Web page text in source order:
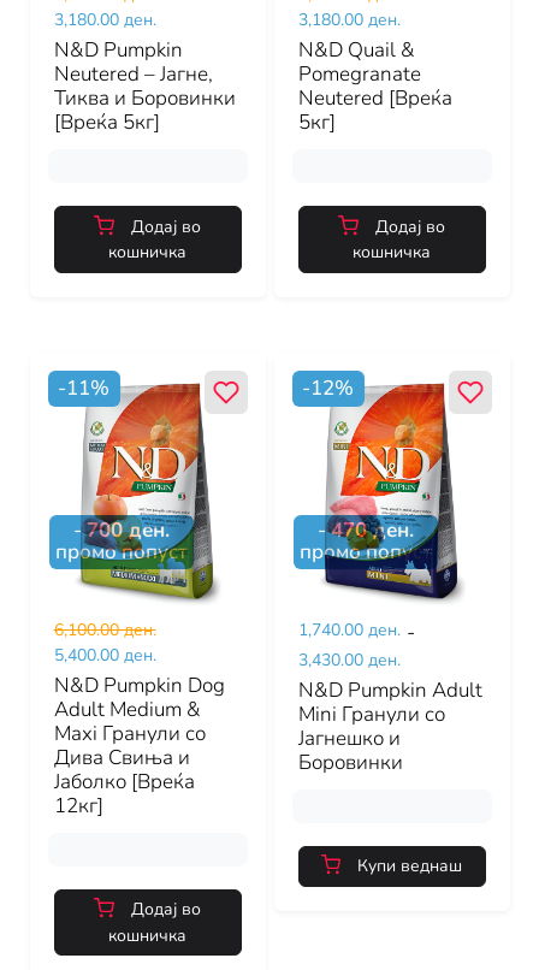
3,180.00 ден.
N&D Pumpkin
Neutered – Јагне,
Тиква и Боровинки
[Вреќа 5кг]
Додај во
кошничка
3,180.00 ден.
N&D Quail &
Pomegranate
Neutered [Вреќа
5кг]
Додај во
кошничка
-11%
-700ден.
промо попуст
6,100.00 ден.
5,400.00 ден.
N&D Pumpkin Dog
Adult Medium &
Maxi Гранули со
Дива Свиња и
Јаболко [Вреќа
12кг]
Додај во
кошничка
-12%
-470ден.
промо попуст
1,740.00 ден. -
3,430.00 ден.
N&D Pumpkin Adult
Mini Гранули со
Јагнешко и
Боровинки
Купи веднаш